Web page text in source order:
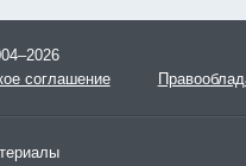
соглашение